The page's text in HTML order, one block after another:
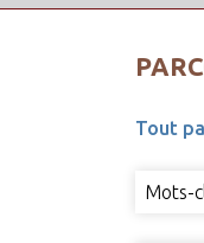
Tout
Mots-